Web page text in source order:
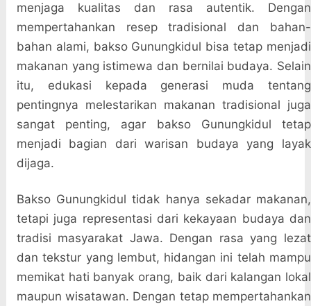
menjaga kualitas dan rasa autentik. Dengan
mempertahankan resep tradisional dan bahan-
bahan alami, bakso Gunungkidul bisa tetap menjadi
makanan yang istimewa dan bernilai budaya. Selain
itu, edukasi kepada generasi muda tentang
pentingnya melestarikan makanan tradisional juga
sangat penting, agar bakso Gunungkidul tetap
menjadi bagian dari warisan budaya yang layak
dijaga.
Bakso Gunungkidul tidak hanya sekadar makanan,
tetapi juga representasi dari kekayaan budaya dan
tradisi masyarakat Jawa. Dengan rasa yang lezat
dan tekstur yang lembut, hidangan ini telah mampu
memikat hati banyak orang, baik dari kalangan lokal
maupun wisatawan. Dengan tetap mempertahankan